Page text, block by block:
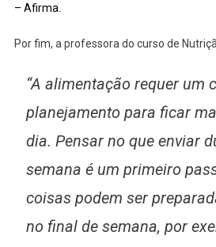
– Afirma.
Por fim, a professora do curso de
“A alimentação requer um
planejamento para ficar
dia. Pensar no que enviar
semana é um primeiro
coisas podem ser
no final de semana, por